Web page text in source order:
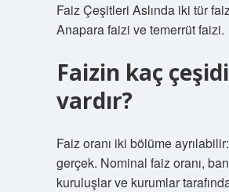
Faiz Çeşitleri Aslında iki tür
Anapara faizi ve temerrüt faizi.
Faizin kaç çeşidi
vardır?
Faiz oranı iki bölüme
gerçek. Nominal faiz oranı,
kuruluşlar ve kurumlar